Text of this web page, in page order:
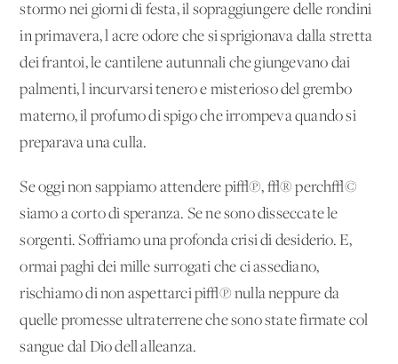
stormo nei giorni di festa, il sopraggiungere delle rondini
in primavera, l'acre odore che si sprigionava dalla stretta
dei frantoi, le cantilene autunnali che giungevano dai
palmenti, l'incurvarsi tenero e misterioso del grembo
materno, il profumo di spigo che irrompeva quando si
preparava una culla.
Se oggi non sappiamo attendere pi√π, √® perch√©
siamo a corto di speranza. Se ne sono disseccate le
sorgenti. Soffriamo una profonda crisi di desiderio. E,
ormai paghi dei mille surrogati che ci assediano,
rischiamo di non aspettarci pi√π nulla neppure da
quelle promesse ultraterrene che sono state firmate col
sangue dal Dio dell'alleanza.